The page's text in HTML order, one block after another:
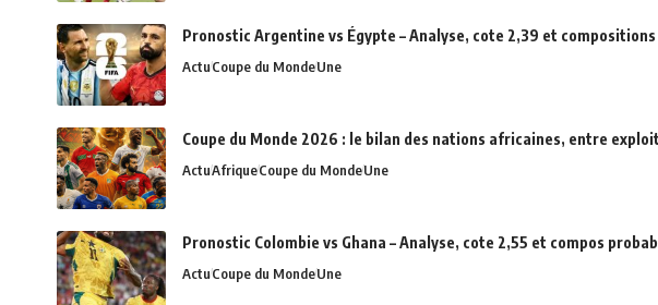
Pronostic Argentine vs Égypte – Analyse, cote 2,39 et
ActuCoupe du MondeUne
Coupe du Monde 2026 : le bilan des nations africaines, entre
ActuAfriqueCoupe du MondeUne
Pronostic Colombie vs Ghana – Analyse, cote 2,55 et compos
ActuCoupe du MondeUne